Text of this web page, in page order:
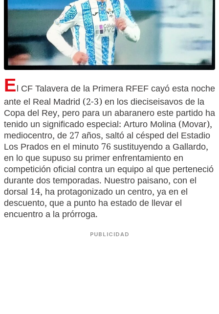
El CF Talavera de la Primera RFEF cayó esta noche
ante el Real Madrid (2-3) en los dieciseisavos de la
Copa del Rey, pero para un abaranero este partido ha
tenido un significado especial: Arturo Molina (Movar),
mediocentro, de 27 años, saltó al césped del Estadio
Los Prados en el minuto 76 sustituyendo a Gallardo,
en lo que supuso su primer enfrentamiento en
competición oficial contra un equipo al que perteneció
durante dos temporadas. Nuestro paisano, con el
dorsal 14, ha protagonizado un centro, ya en el
descuento, que a punto ha estado de llevar el
encuentro a la prórroga.
PUBLICIDAD